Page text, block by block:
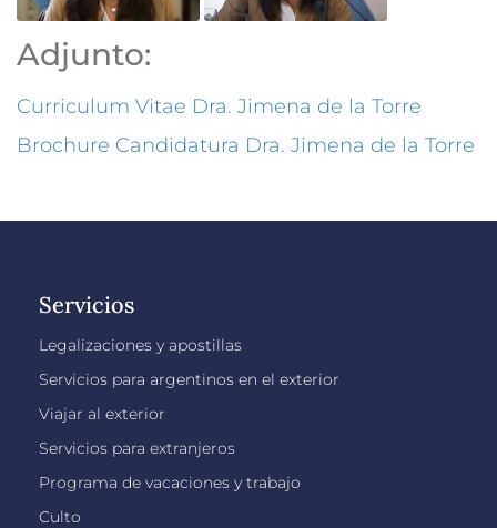
Adjunto:
Curriculum Vitae Dra. Jimena de la Torre
Brochure Candidatura Dra. Jimena de la Torre
Servicios
Legalizaciones y apostillas
Servicios para argentinos en el exterior
Viajar al exterior
Servicios para extranjeros
Programa de vacaciones y trabajo
Culto